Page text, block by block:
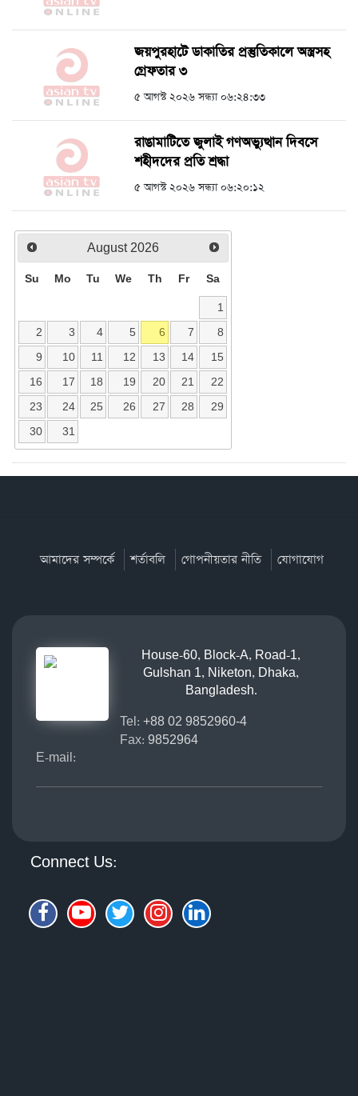
জয়পুরহাটে ডাকাতির প্রস্তুতিকালে অস্ত্রসহ
গ্রেফতার ৩
৫ আগস্ট ২০২৬ সন্ধ্যা ০৬:২৪:৩৩
রাঙামাটিতে জুলাই গণঅভ্যুত্থান দিবসে
শহীদদের প্রতি শ্রদ্ধা
৫ আগস্ট ২০২৬ সন্ধ্যা ০৬:২০:১২
August 2026
Su Mo Tu We Th Fr Sa
1
2
3 4 5 6 7
8
9
10 11 12 13 14
15
16
17 18 19 20 21
22
23
24 25 26 27 28
29
30
31
আমাদের সম্পর্কে শর্তাবলি গোপনীয়তার নীতি যোগাযোগ
House-60, Block-A, Road-1,
Gulshan 1, Niketon, Dhaka,
Bangladesh.
Tel: +88 02 9852960-4
Fax: 9852964
E-mail:
Connect Us: